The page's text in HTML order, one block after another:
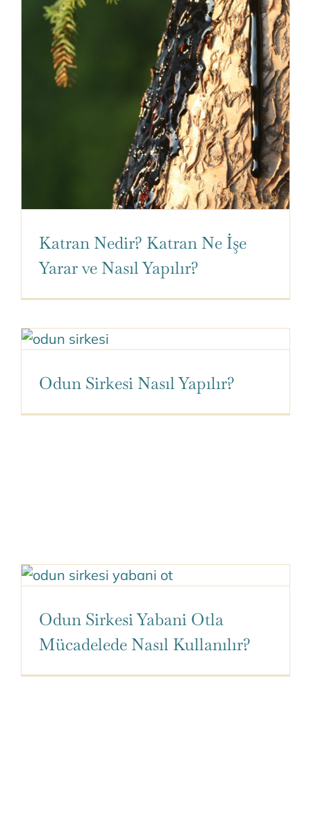
Katran Nedir? Katran Ne İşe
Yarar ve Nasıl Yapılır?
Odun Sirkesi Nasıl Yapılır?
Odun Sirkesi Yabani Otla
Mücadelede Nasıl Kullanılır?